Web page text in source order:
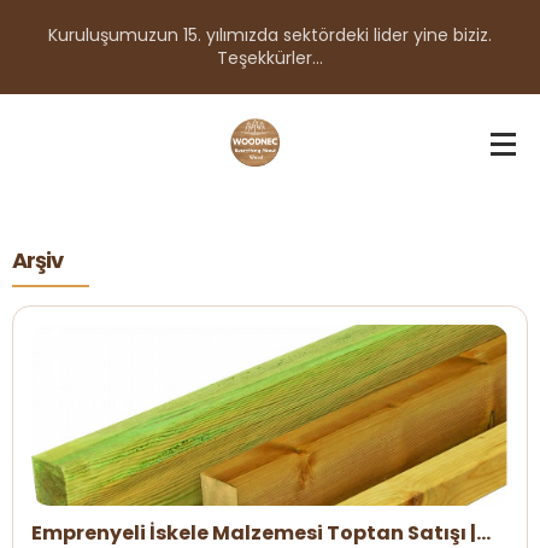
Kuruluşumuzun 15. yılımızda sektördeki lider yine biziz.
Teşekkürler...
Arşiv
Emprenyeli İskele Malzemesi Toptan Satışı |